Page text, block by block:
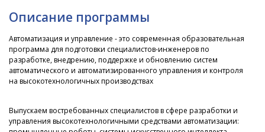
Описание программы
Автоматизация и управление - это современная образовательная
программа для подготовки специалистов-инженеров по
разработке, внедрению, поддержке и обновлению систем
автоматического и автоматизированного управления и контроля
на высокотехнологичных производствах
Выпускаем востребованных специалистов в сфере разработки и
управления высокотехнологичными средствами автоматизации: